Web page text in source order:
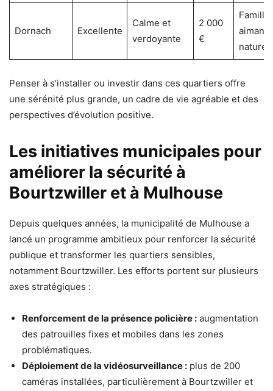
Dornach Excellente
Calme et
verdoyante
2 000
€
aimant
nature
Penser à s’installer ou investir dans ces quartiers offre
une sérénité plus grande, un cadre de vie agréable et des
perspectives d’évolution positive.
Les initiatives municipales pour
améliorer la sécurité à
Bourtzwiller et à Mulhouse
Depuis quelques années, la municipalité de Mulhouse a
lancé un programme ambitieux pour renforcer la sécurité
publique et transformer les quartiers sensibles,
notamment Bourtzwiller. Les efforts portent sur plusieurs
axes stratégiques :
Renforcement de la présence policière : augmentation
des patrouilles fixes et mobiles dans les zones
problématiques.
Déploiement de la vidéosurveillance : plus de 200
caméras installées, particulièrement à Bourtzwiller et